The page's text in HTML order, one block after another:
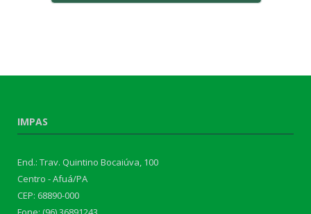
IMPAS
End.: Trav. Quintino Bocaiúva, 100
Centro - Afuá/PA
CEP: 68890-000